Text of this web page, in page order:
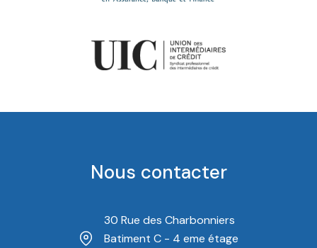
Nous contacter
30 Rue des Charbonniers
Batiment C - 4 eme étage